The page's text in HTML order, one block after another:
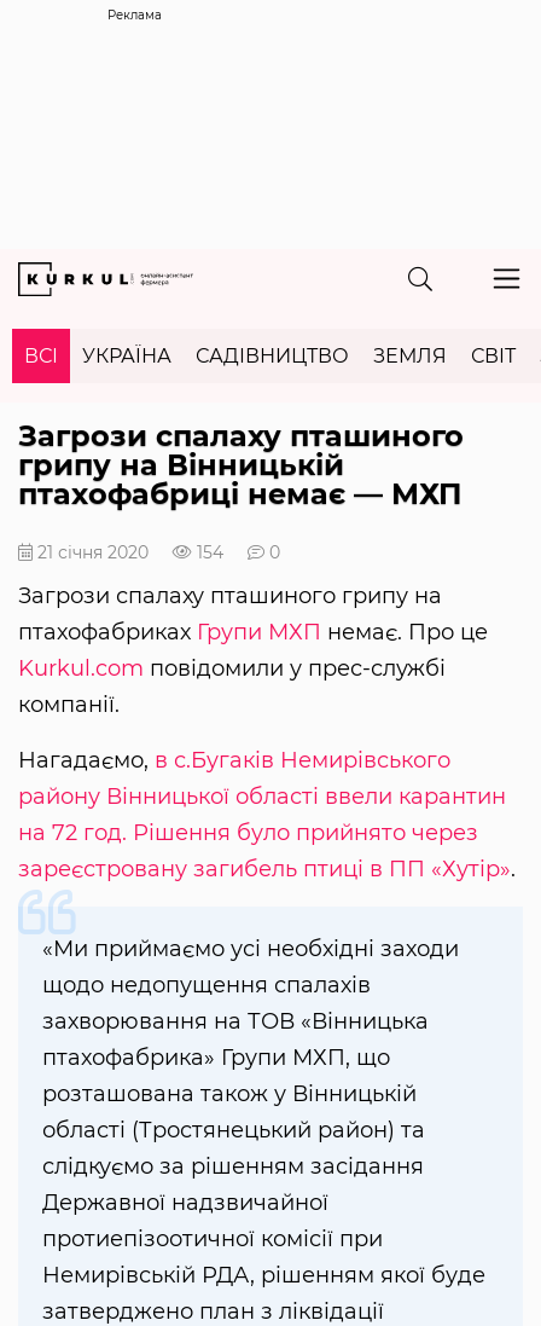
Реклама
ВСІ УКРАЇНА САДІВНИЦТВО ЗЕМЛЯ СВІТ
Загрози спалаху пташиного
грипу на Вінницькій
птахофабриці немає — МХП
21 січня 2020 154 0
Загрози спалаху пташиного грипу на
птахофабриках Групи МХП немає. Про це
Kurkul.com повідомили у прес-службі
компанії.
Нагадаємо, в с.Бугаків Немирівського
району Вінницької області ввели карантин
на 72 год. Рішення було прийнято через
зареєстровану загибель птиці в ПП «Хутір».
«Ми приймаємо усі необхідні заходи
щодо недопущення спалахів
захворювання на ТОВ «Вінницька
птахофабрика» Групи МХП, що
розташована також у Вінницькій
області (Тростянецький район) та
слідкуємо за рішенням засідання
Державної надзвичайної
протиепізоотичної комісії при
Немирівській РДА, рішенням якої буде
затверджено план з ліквідації